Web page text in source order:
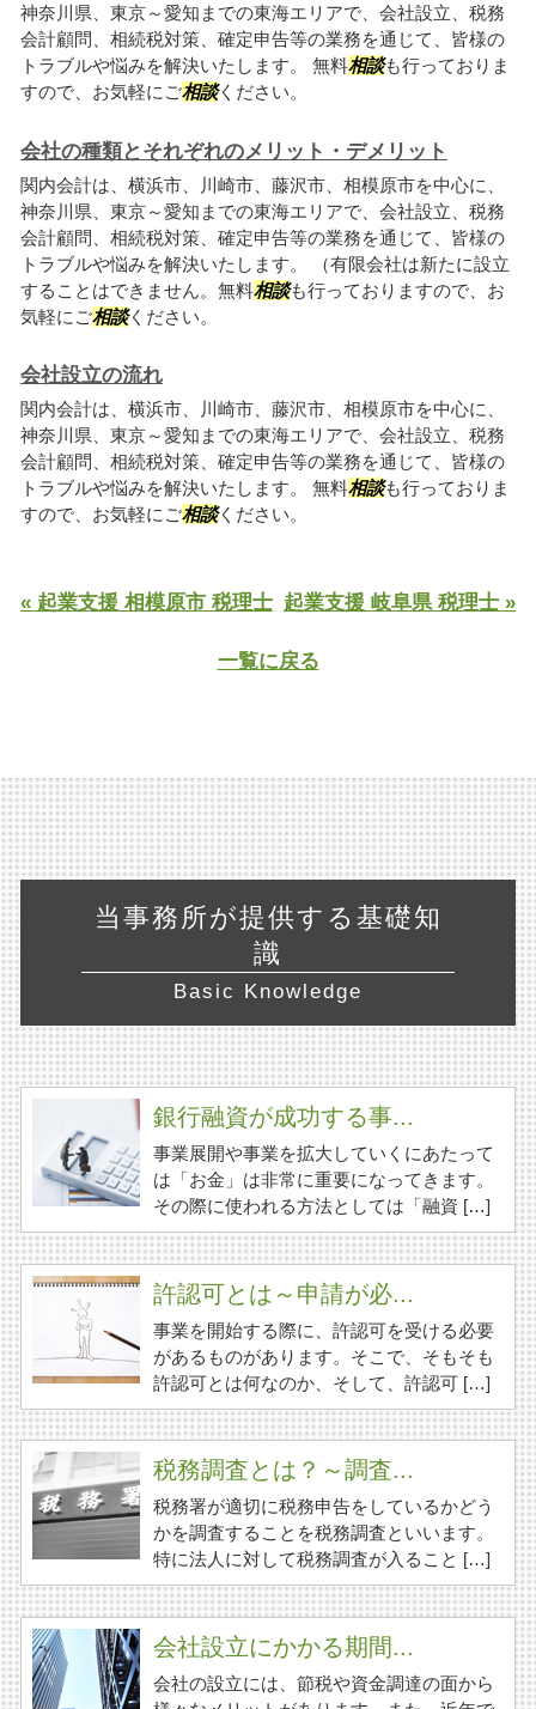
神奈川県、東京～愛知までの東海エリアで、会社設立、税務
会計顧問、相続税対策、確定申告等の業務を通じて、皆様の
トラブルや悩みを解決いたします。 無料相談も行っておりま
すので、お気軽にご相談ください。
会社の種類とそれぞれのメリット・デメリット
関内会計は、横浜市、川崎市、藤沢市、相模原市を中心に、
神奈川県、東京～愛知までの東海エリアで、会社設立、税務
会計顧問、相続税対策、確定申告等の業務を通じて、皆様の
トラブルや悩みを解決いたします。 （有限会社は新たに設立
することはできません。無料相談も行っておりますので、お
気軽にご相談ください。
会社設立の流れ
関内会計は、横浜市、川崎市、藤沢市、相模原市を中心に、
神奈川県、東京～愛知までの東海エリアで、会社設立、税務
会計顧問、相続税対策、確定申告等の業務を通じて、皆様の
トラブルや悩みを解決いたします。 無料相談も行っておりま
すので、お気軽にご相談ください。
« 起業支援 相模原市 税理士 起業支援 岐阜県 税理士 »
一覧に戻る
当事務所が提供する基礎知
識
Basic Knowledge
銀行融資が成功する事...
事業展開や事業を拡大していくにあたって
は「お金」は非常に重要になってきます。
その際に使われる方法としては「融資 […]
許認可とは～申請が必...
事業を開始する際に、許認可を受ける必要
があるものがあります。そこで、そもそも
許認可とは何なのか、そして、許認可 […]
税務調査とは？～調査...
税務署が適切に税務申告をしているかどう
かを調査することを税務調査といいます。
特に法人に対して税務調査が入ること […]
会社設立にかかる期間...
会社の設立には、節税や資金調達の面から